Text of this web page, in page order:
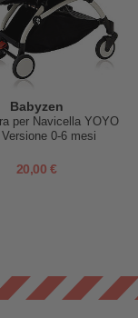
Babyzen
per Navicella YOYO
0-6 mesi
20,00 €